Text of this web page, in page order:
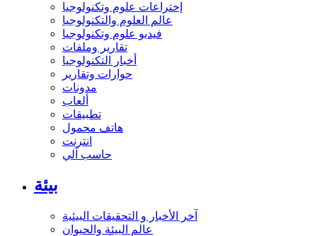
إختراعات علوم وتكنولوجيا
عالم العلوم والتكنولوجيا
فيديو علوم وتكنولوجيا
تقارير وملفات
أخبار التكنولوجيا
حوارات وتقارير
مدونات
ألعاب
تطبيقات
هاتف محمول
انترنت
حاسب آلي
بيئة
آخر الأخبار و التحقيقات البيئية
عالم البيئة والحيوان